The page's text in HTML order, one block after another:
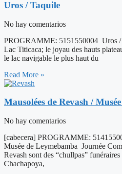
Uros / Taquile
No hay comentarios
PROGRAMME: 5151550004 Uros /
Lac Titicaca; le joyau des hauts
le lac navigable le plus haut du
Read More »
Mausolées de Revash /
No hay comentarios
[cabecera] PROGRAMME:
Musée de Leymebamba Journée
Revash sont des “chullpas”
Chachapoya,